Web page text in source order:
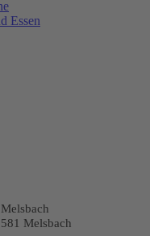
Essen
Melsbach